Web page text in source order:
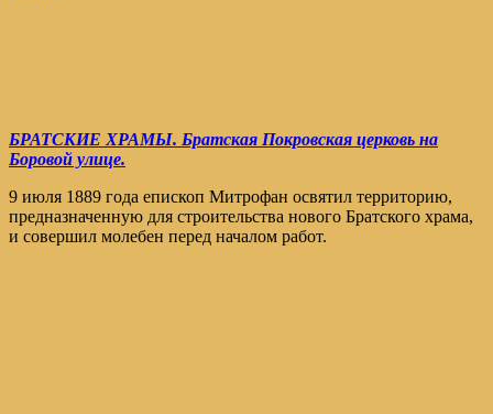
БРАТСКИЕ ХРАМЫ. Братская Покровская церковь на
Боровой улице.
9 июля 1889 года епископ Митрофан освятил территорию,
предназначенную для строительства нового Братского храма,
и совершил молебен перед началом работ.